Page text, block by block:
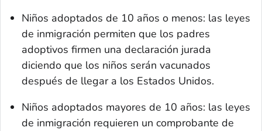
Niños adoptados de 10 años o menos: las leyes
de inmigración permiten que los padres
adoptivos firmen una declaración jurada
diciendo que los niños serán vacunados
después de llegar a los Estados Unidos.
Niños adoptados mayores de 10 años: las leyes
de inmigración requieren un comprobante de